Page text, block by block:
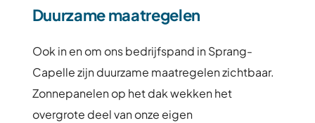
Duurzame maatregelen
Ook in en om ons bedrijfspand in Sprang-
Capelle zijn duurzame maatregelen zichtbaar.
Zonnepanelen op het dak wekken het
overgrote deel van onze eigen